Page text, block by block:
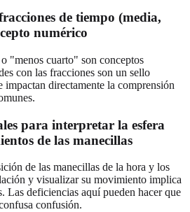
de tiempo (media,
numérico
"menos cuarto" son conceptos
con las fracciones son un sello
directamente la comprensión
para interpretar la esfera
de las manecillas
de las manecillas de la hora y los
y visualizar su movimiento implica
Las deficiencias aquí pueden hacer que
confusión.